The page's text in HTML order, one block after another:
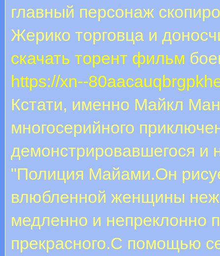
главный персонаж
Жерико торговца и
скачать торент фильм
https://xn--
Кстати, именно Майкл
многосерийного
демонстрировавшегося и
"Полиция Майами.Он
влюбленной женщины
медленно и непреклонно
прекрасного.С помощью